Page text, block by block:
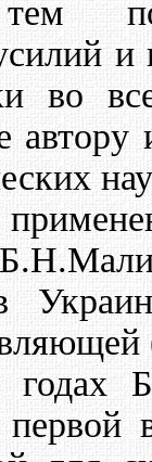
и
во
автору
годах